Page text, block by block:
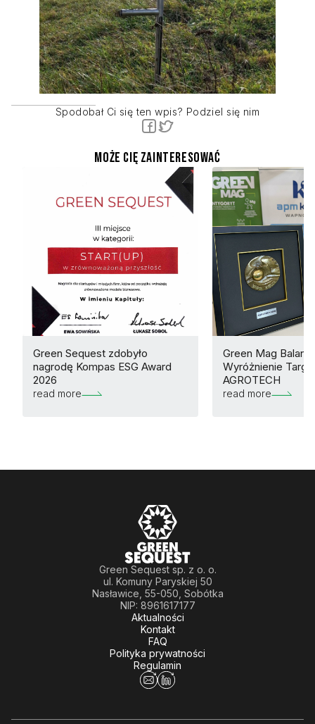
Spodobał Ci się ten wpis? Podziel się nim
Może Cię zainteresować
Green Sequest zdobyło
nagrodę Kompas ESG Award
2026
read more
Green Mag
Wyróżnienie
AGROTECH
read more
Green Sequest sp. z o. o.
ul. Komuny Paryskiej 50
Nasławice, 55-050, Sobótka
NIP: 8961617177
Aktualności
Kontakt
FAQ
Polityka prywatności
Regulamin